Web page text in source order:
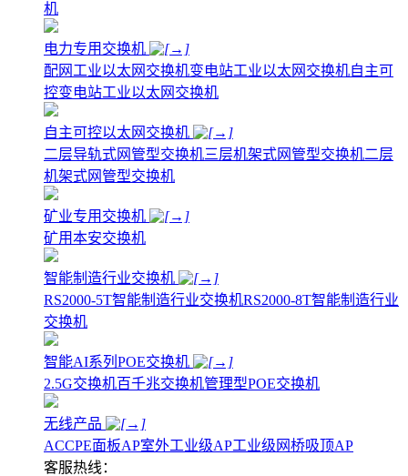
机
电力专用交换机
配网工业以太网交换机变电站工业以太网交换机自主可
控变电站工业以太网交换机
自主可控以太网交换机
二层导轨式网管型交换机三层机架式网管型交换机二层
机架式网管型交换机
矿业专用交换机
矿用本安交换机
智能制造行业交换机
RS2000-5T智能制造行业交换机RS2000-8T智能制造行业
交换机
智能AI系列POE交换机
2.5G交换机百千兆交换机管理型POE交换机
无线产品
ACCPE面板AP室外工业级AP工业级网桥吸顶AP
客服热线：